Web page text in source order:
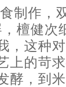
制作，
檀健次
，这种
上的苛
酵，到